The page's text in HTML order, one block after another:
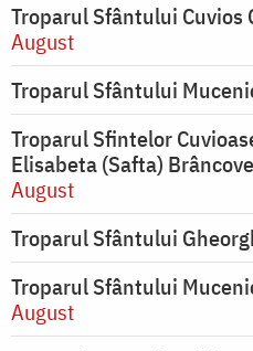
Troparul Sfântului
August
Troparul Sfântului
Troparul Sfintelor
Elisabeta (Safta)
August
Troparul Sfântului
Troparul Sfântului
August